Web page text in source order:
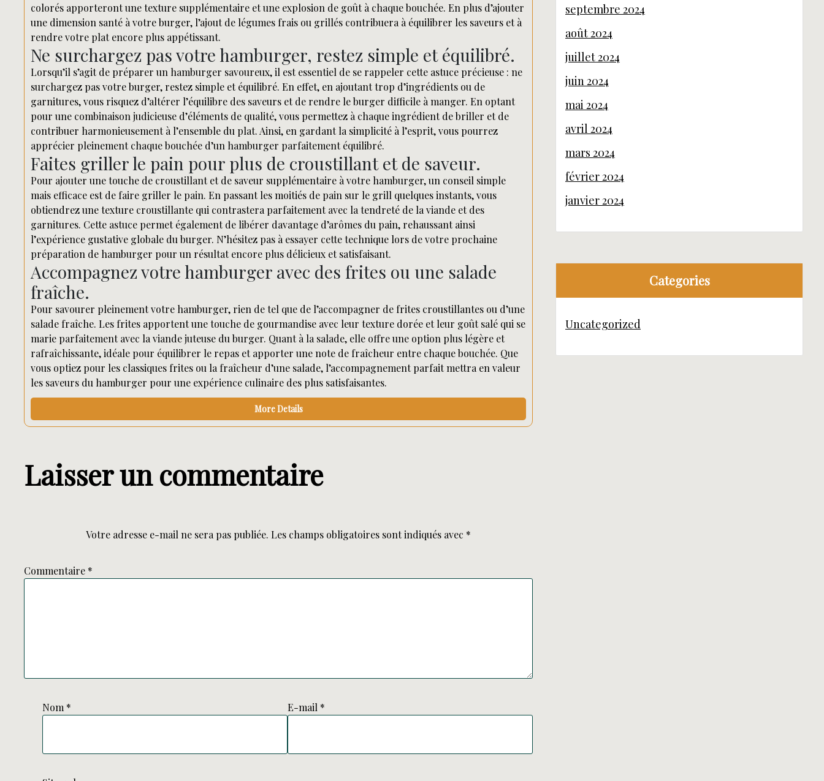
colorés apporteront une texture supplémentaire et une explosion de goût à chaque bouchée. En plus d’ajouter
une dimension santé à votre burger, l’ajout de légumes frais ou grillés contribuera à équilibrer les saveurs et à
rendre votre plat encore plus appétissant.
Ne surchargez pas votre hamburger, restez simple et équilibré.
Lorsqu’il s’agit de préparer un hamburger savoureux, il est essentiel de se rappeler cette astuce précieuse : ne
surchargez pas votre burger, restez simple et équilibré. En effet, en ajoutant trop d’ingrédients ou de
garnitures, vous risquez d’altérer l’équilibre des saveurs et de rendre le burger difficile à manger. En optant
pour une combinaison judicieuse d’éléments de qualité, vous permettez à chaque ingrédient de briller et de
contribuer harmonieusement à l’ensemble du plat. Ainsi, en gardant la simplicité à l’esprit, vous pourrez
apprécier pleinement chaque bouchée d’un hamburger parfaitement équilibré.
Faites griller le pain pour plus de croustillant et de saveur.
Pour ajouter une touche de croustillant et de saveur supplémentaire à votre hamburger, un conseil simple
mais efficace est de faire griller le pain. En passant les moitiés de pain sur le grill quelques instants, vous
obtiendrez une texture croustillante qui contrastera parfaitement avec la tendreté de la viande et des
garnitures. Cette astuce permet également de libérer davantage d’arômes du pain, rehaussant ainsi
l’expérience gustative globale du burger. N’hésitez pas à essayer cette technique lors de votre prochaine
préparation de hamburger pour un résultat encore plus délicieux et satisfaisant.
Accompagnez votre hamburger avec des frites ou une salade
fraîche.
Pour savourer pleinement votre hamburger, rien de tel que de l’accompagner de frites croustillantes ou d’une
salade fraîche. Les frites apportent une touche de gourmandise avec leur texture dorée et leur goût salé qui se
marie parfaitement avec la viande juteuse du burger. Quant à la salade, elle offre une option plus légère et
rafraîchissante, idéale pour équilibrer le repas et apporter une note de fraîcheur entre chaque bouchée. Que
vous optiez pour les classiques frites ou la fraîcheur d’une salade, l’accompagnement parfait mettra en valeur
les saveurs du hamburger pour une expérience culinaire des plus satisfaisantes.
More Details
Laisser un commentaire
Votre adresse e-mail ne sera pas publiée. Les champs obligatoires sont indiqués avec *
Commentaire *
Nom * E-mail *
septembre 2024
août 2024
juillet 2024
juin 2024
mai 2024
avril 2024
mars 2024
février 2024
janvier 2024
Categories
Uncategorized